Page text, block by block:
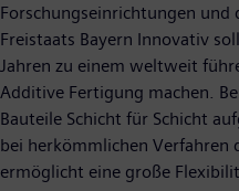
Forschungseinrichtungen und
Freistaats Bayern Innovativ
Jahren zu einem weltweit
Additive Fertigung machen.
Bauteile Schicht für Schicht
bei herkömmlichen Verfahren
ermöglicht eine große